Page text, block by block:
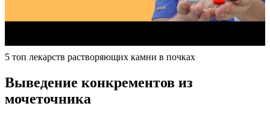
5 топ лекарств растворяющих камни в почках
Выведение конкрементов из
мочеточника